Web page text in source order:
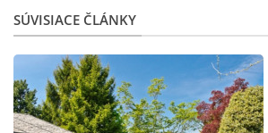
SÚVISIACE ČLÁNKY